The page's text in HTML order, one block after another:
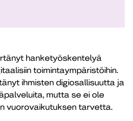
hanketyöskentelyä
toimintaympäristöihin.
ihmisten digiosallisuutta ja
mutta se ei ole
vuorovaikutuksen tarvetta.